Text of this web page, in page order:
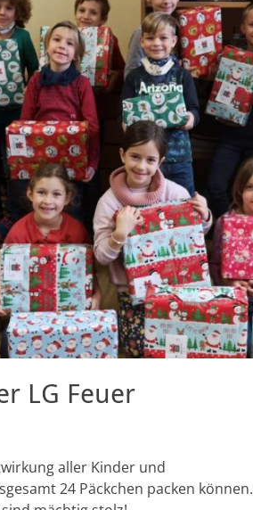
LG Feuer
aller Kinder und
24 Päckchen packen können.